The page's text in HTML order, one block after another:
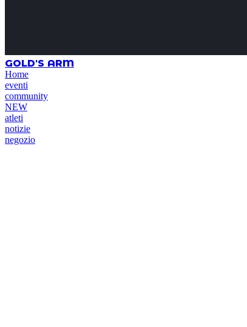
GOLD'S ARM
Home
eventi
community
NEW
atleti
notizie
negozio